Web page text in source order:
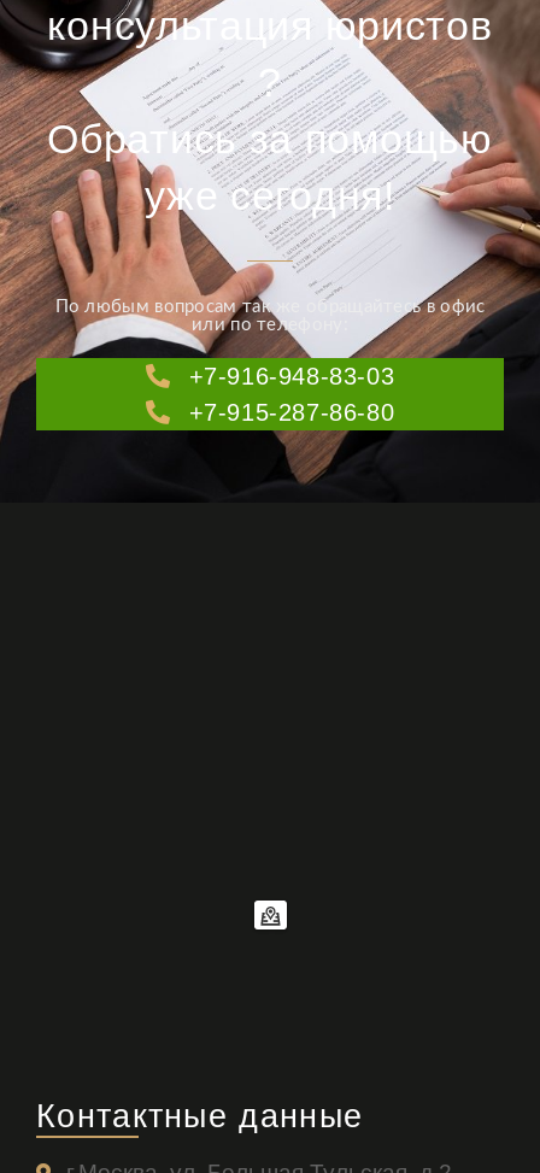
консультация юристов
?
Обратись за помощью
уже сегодня!
По любым вопросам так же обращайтесь в офис
или по телефону:
+7-916-948-83-03
+7-915-287-86-80
Контактные данные